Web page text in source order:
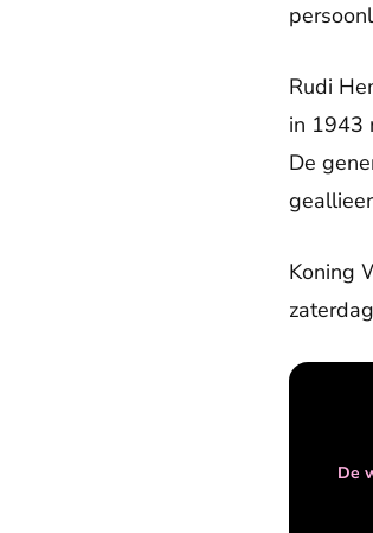
Rudi
in 1943
De
Koning
De